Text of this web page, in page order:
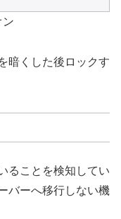
ン
暗くした後ロックす
ることを検知してい
バーへ移行しない機